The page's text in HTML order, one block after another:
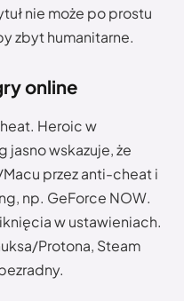
nie może po prostu
zbyt humanitarne.
online
Heroic w
wskazuje, że
przez anti-cheat i
np. GeForce NOW.
w ustawieniach.
Protona, Steam